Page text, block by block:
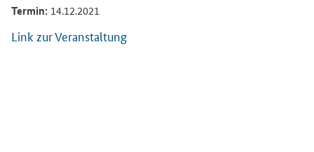
Termin: 14.12.2021
Link zur Veranstaltung